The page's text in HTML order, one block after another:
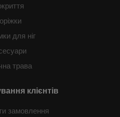
для ніг
трава
клієнтів
замовлення